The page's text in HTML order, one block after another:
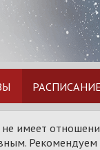
РАСПИСАНИЕ
имеет